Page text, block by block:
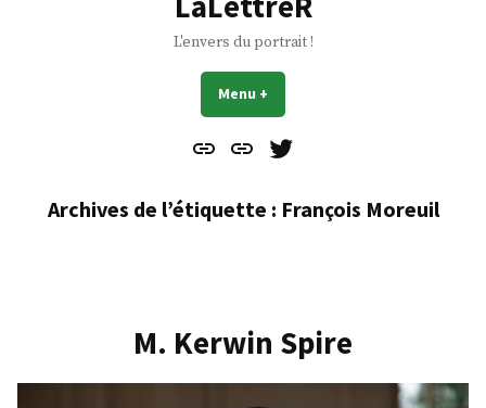
L'envers du portrait !
Menu +
Contact
À
Mes
Archives de l’étiquette : François Moreuil
M. Kerwin Spire